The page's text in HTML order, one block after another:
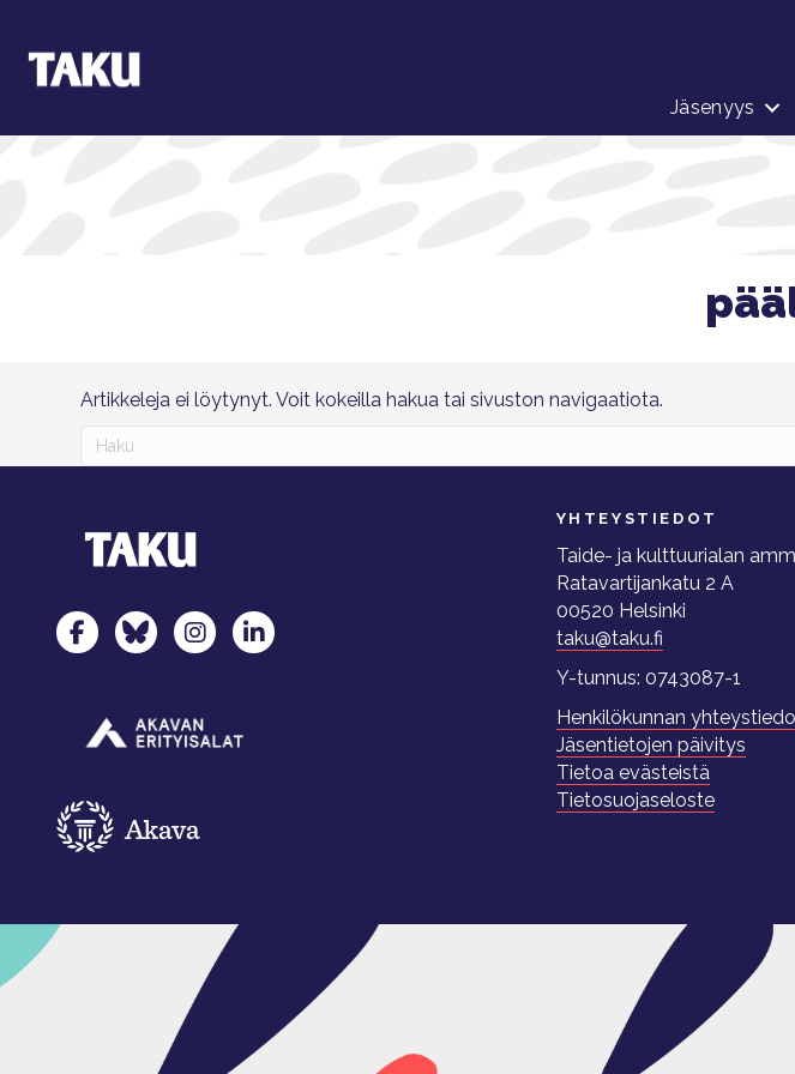
Jäsenyys
Artikkeleja ei löytynyt. Voit kokeilla hakua tai sivuston navigaatiota.
TAKU Facebookissa
TAKU Twitterissä
TAKU Instagramissa
TAKU LinkedInissä
YHTEYSTIEDOT
Taide- ja kulttuurialan
Ratavartijankatu 2 A
00520 Helsinki
taku@taku.fi
Y-tunnus: 0743087-1
Henkilökunnan
Jäsentietojen päivitys
Tietoa evästeistä
Tietosuojaseloste